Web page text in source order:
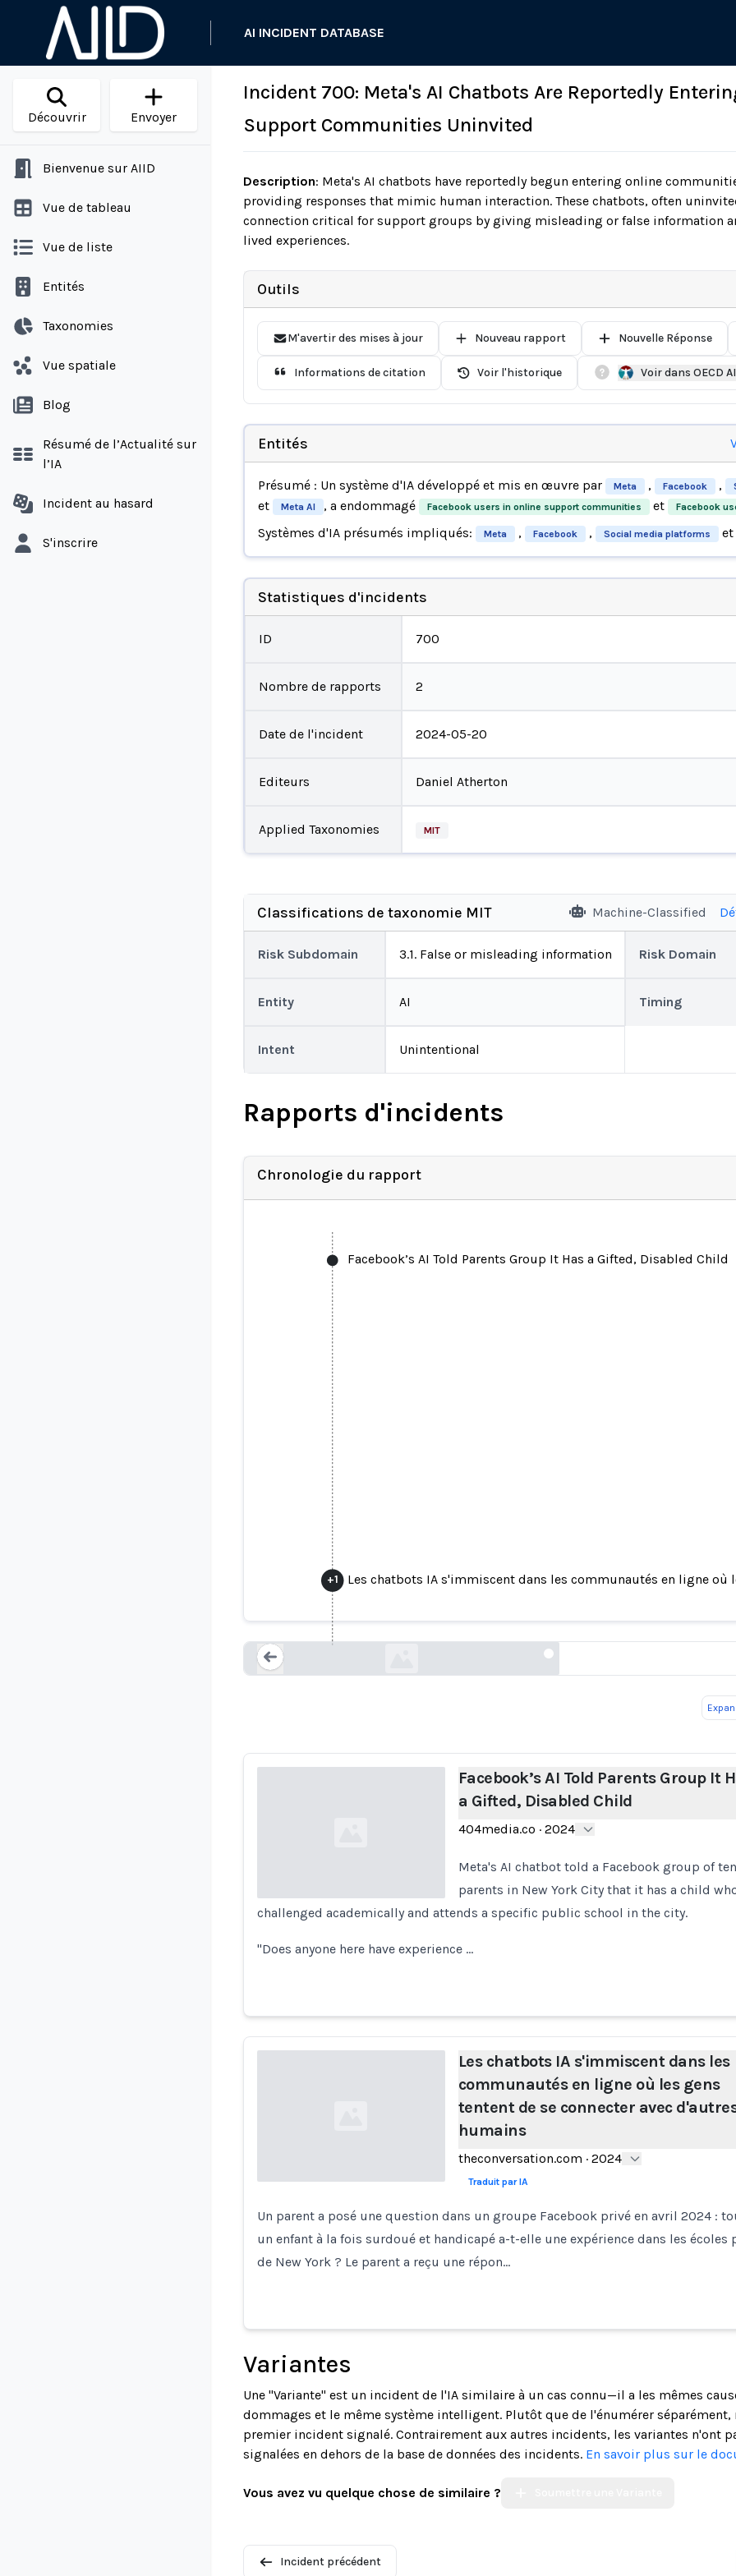
AI INCIDENT DATABASE
Découvrir Envoyer
Bienvenue sur AIID
Vue de tableau
Vue de liste
Entités
Taxonomies
Vue spatiale
Blog
Résumé de l’Actualité sur
l’IA
Incident au hasard
S'inscrire
Incident 700: Meta's AI Chatbots Are Reportedly
Support Communities Uninvited
Description: Meta's AI chatbots have reportedly begun entering online
providing responses that mimic human interaction. These chatbots, often
connection critical for support groups by giving misleading or false information
lived experiences.
Outils
M'avertir des mises à jour Nouveau rapport Nouvelle Réponse
Informations de citation Voir l'historique Voir dans OECD
Entités
Présumé : Un système d'IA développé et mis en œuvre par Meta , Facebook ,
et Meta AI , a endommagé Facebook users in online support communities et Facebook
Systèmes d'IA présumés impliqués:
Meta , Facebook , Social media platforms et
Statistiques d'incidents
ID 700
Nombre de rapports 2
Date de l'incident 2024-05-20
Editeurs Daniel Atherton
Applied Taxonomies MIT
Classifications de taxonomie MIT Machine-Classified
Risk Subdomain 3.1. False or misleading information Risk Domain
Entity AI Timing
Intent Unintentional
Rapports d'incidents
Chronologie du rapport
Facebook’s AI Told Parents Group It Has a Gifted, Disabled Child
+1 Les chatbots IA s'immiscent dans les communautés en ligne où
Loading...
Facebook’s AI Told Parents Group It Has a Gifted,
Facebook’s AI Told Parents Group It
a Gifted, Disabled Child
404media.co · 2024
Meta's AI chatbot told a Facebook group of
parents in New York City that it has a child
challenged academically and attends a specific public school in the city.
"Does anyone here have experience …
Les chatbots IA s'immiscent dans les
communautés en ligne où les gens
tentent de se connecter avec
humains
theconversation.com · 2024
Traduit par IA
Un parent a posé une question dans un groupe Facebook privé en avril 2024 :
un enfant à la fois surdoué et handicapé a-t-elle une expérience dans les
de New York ? Le parent a reçu une répon…
Variantes
Une "Variante" est un incident de l'IA similaire à un cas connu—il a les mêmes
dommages et le même système intelligent. Plutôt que de l'énumérer
premier incident signalé. Contrairement aux autres incidents, les variantes n'ont
signalées en dehors de la base de données des incidents. En savoir plus sur le
Vous avez vu quelque chose de similaire ?
Incident précédent